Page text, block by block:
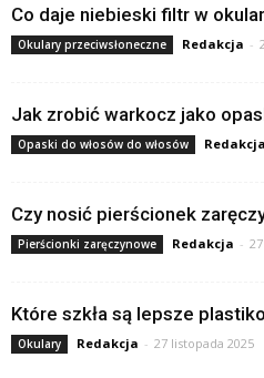
Co daje niebieski filtr w
Okulary przeciwsłoneczne Redakcja -
Jak zrobić warkocz jako
Opaski do włosów do włosów Redakcja
Czy nosić pierścionek
Pierścionki zaręczynowe Redakcja -
Które szkła są lepsze
Okulary Redakcja - 27 listopada 2025